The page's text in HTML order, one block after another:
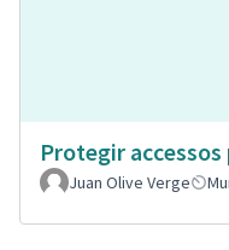
Protegir
Juan Olive Verge